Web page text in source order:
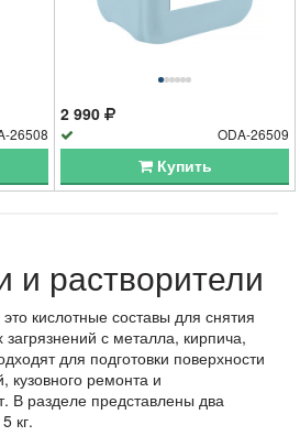
26508
2 990
ODA-26509
Купить
и растворители
кислотные составы для снятия
загрязнений с металла, кирпича,
для подготовки поверхности
кузовного ремонта и
В разделе представлены два
кг.